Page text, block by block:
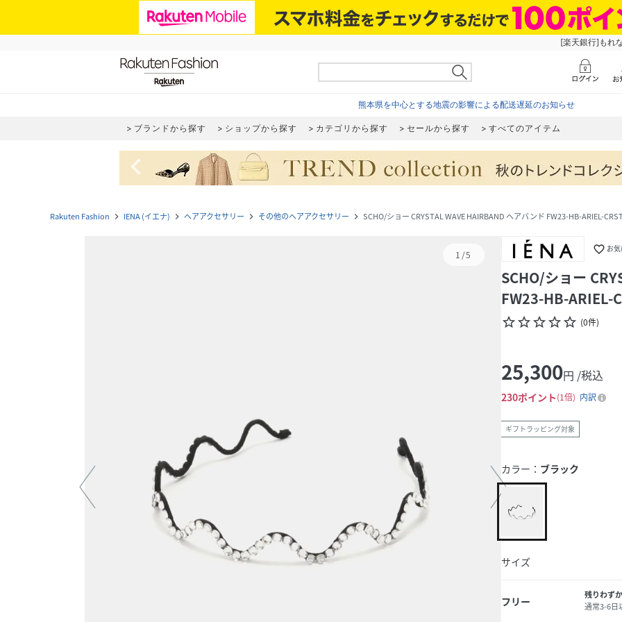
[楽天銀行]もれ
熊本県を中心とする地震の影響による配送遅延のお知らせ
ブランドから探す ショップから探す カテゴリから探す セールから探す すべてのアイテム
navigate_before
Rakuten Fashion navigate_next IENA (イエナ) navigate_next ヘアアクセサリー navigate_next その他のヘアアクセサリー navigate_next SCHO/ショー CRYSTAL WAVE HAIRBAND ヘアバンド FW23-HB-ARIEL-
1 /5 favorite_border お
SCHO/ショー
FW23-HB-ARIEL-
star_borderstar_borderstar_borderstar_borderstar_border (0件)
25,300円 /税込
230ポイント 1倍 内訳
ギフトラッピング対象
カラー： ブラック
サイズ
フリー
残りわずか
通常3-6日